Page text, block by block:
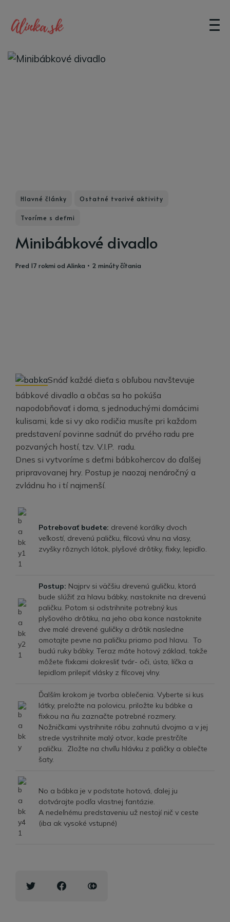
Hlavné články Ostatné tvorivé aktivity
Tvoríme s deťmi
Minibábkové divadlo
pred 17 rokmi od Alinka • 2 minúty čítania
Snáď každé dieťa s obľubou navštevuje
bábkové divadlo a občas sa ho pokúša
napodobňovať i doma, s jednoduchými domácimi
kulisami, kde si vy ako rodičia musíte pri každom
predstavení povinne sadnúť do prvého radu pre
pozvaných hostí, tzv. V.I.P. radu.
Dnes si vytvoríme s deťmi bábkohercov do ďalšej
pripravovanej hry. Postup je naozaj nenáročný a
zvládnu ho i tí najmenší.
Potrebovať budete: drevené korálky dvoch
veľkostí, drevenú paličku, filcovú vlnu na vlasy,
zvyšky rôznych látok, plyšové drôtiky, fixky, lepidlo.
Postup: Najprv si väčšiu drevenú guličku, ktorá
bude slúžiť za hlavu bábky, nastoknite na drevenú
paličku. Potom si odstrihnite potrebný kus
plyšového drôtiku, na jeho oba konce nastoknite
dve malé drevené guličky a drôtik nasledne
omotajte pevne na paličku priamo pod hlavu. To
budú ruky bábky. Teraz máte hotový základ, takže
môžete fixkami dokresliť tvár- oči, ústa, líčka a
lepidlom prilepiť vlásky z filcovej vlny.
Ďalším krokom je tvorba oblečenia. Vyberte si kus
látky, preložte na polovicu, priložte ku bábke a
fixkou na ňu zaznačte potrebné rozmery.
Nožničkami vystrihnite róbu zahnutú dvojmo a v jej
strede vystrihnite malý otvor, kade prestrčíte
paličku. Zložte na chvíľu hlávku z paličky a oblečte
šaty.
No a bábka je v podstate hotová, ďalej ju
dotvárajte podľa vlastnej fantázie.
A nedeľnému predstaveniu už nestojí nič v ceste
(iba ak vysoké vstupné)